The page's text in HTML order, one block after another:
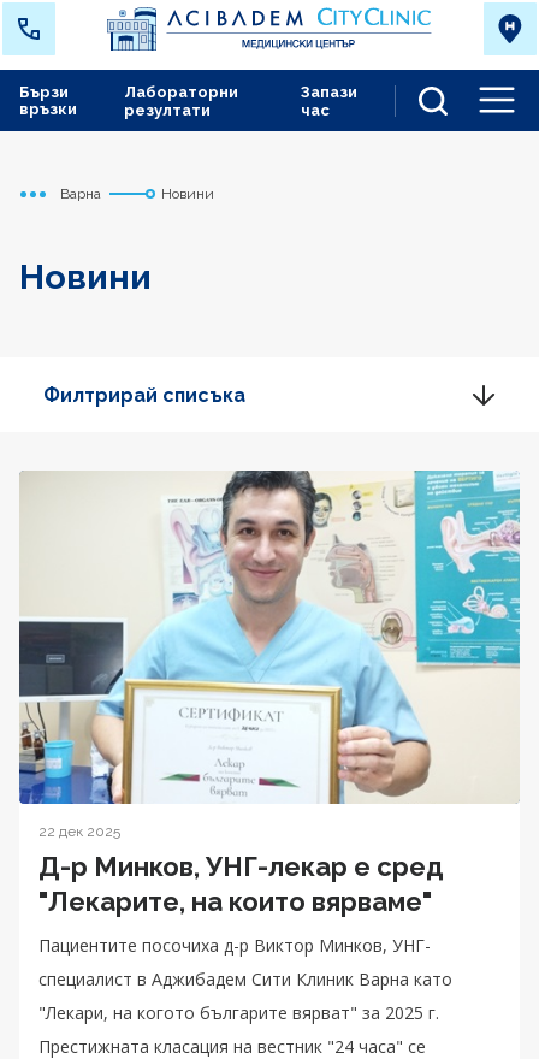
Лабораторни
резултати
Запази
час
Бързи
връзки
Начало
Варна Новини
Новини
Филтрирай списъка
22 дек 2025
Д-р Минков, УНГ-лекар е сред
"Лекарите, на които вярваме"
Пациентите посочиха д-р Виктор Минков, УНГ-
специалист в Аджибадем Сити Клиник Варна като
"Лекари, на когото българите вярват" за 2025 г.
Престижната класация на вестник "24 часа" се